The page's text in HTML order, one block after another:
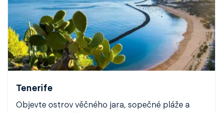
Tenerife
Objevte ostrov věčného jara, sopečné pláže a